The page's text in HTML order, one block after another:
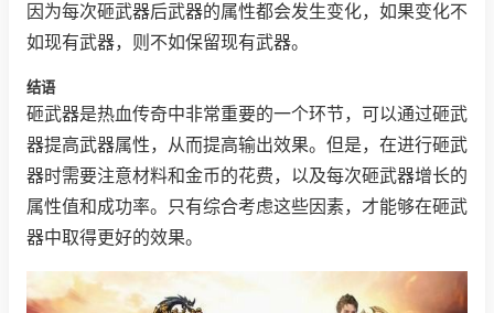
因为每次砸武器后武器的属性都会发生变化，如果变化不
如现有武器，则不如保留现有武器。
结语
砸武器是热血传奇中非常重要的一个环节，可以通过砸武
器提高武器属性，从而提高输出效果。但是，在进行砸武
器时需要注意材料和金币的花费，以及每次砸武器增长的
属性值和成功率。只有综合考虑这些因素，才能够在砸武
器中取得更好的效果。